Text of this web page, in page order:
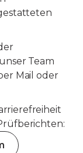
Team
Mail oder